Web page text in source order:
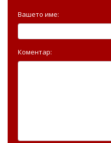
Вашето име:
Коментар: